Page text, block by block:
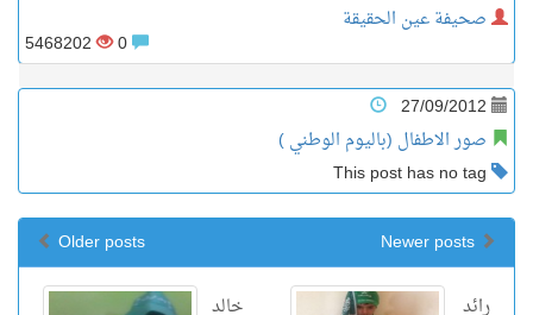
صحيفة عين الحقيقة
5468202
27/09/2012
صور الاطفال (باليوم الوطني )
Older posts
خالد
رائد